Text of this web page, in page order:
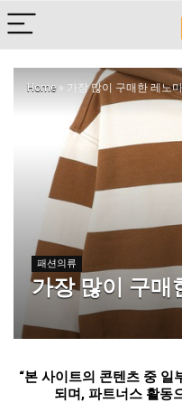
Home » 가장 많이 구매한 레노
패션의류
가장 많이 구매
“본 사이트의 콘텐츠 중 일
되며, 파트너스 활동